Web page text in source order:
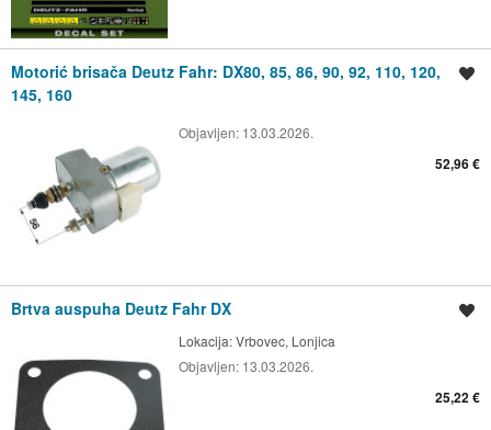
Motorić brisača Deutz Fahr: DX80, 85, 86, 90, 92, 110, 120,
145, 160
Objavljen: 13.03.2026.
52,96 €
Brtva auspuha Deutz Fahr DX
Lokacija:Vrbovec, Lonjica
Objavljen: 13.03.2026.
25,22 €